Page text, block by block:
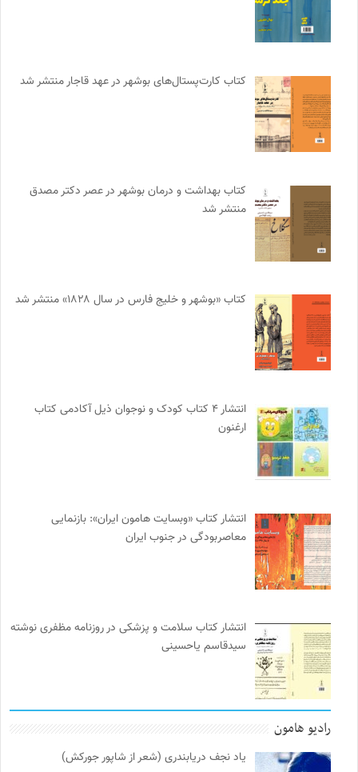
کتاب کارت‌پستال‌های بوشهر در عهد قاجار منتشر شد
کتاب بهداشت و درمان بوشهر در عصر دکتر مصدق
منتشر شد
کتاب «بوشهر و خلیج فارس در سال ۱۸۲۸» منتشر شد
انتشار ۴ کتاب کودک و نوجوان ذیل آکادمی کتاب
ارغنون
انتشار کتاب «وبسایت هامون ایران»: بازنمایی
معاصربودگی در جنوب ایران
انتشار کتاب سلامت و پزشکی در روزنامه مظفری نوشته
سیدقاسم یاحسینی
رادیو هامون
یاد نجف دریابندری (شعر از شاپور جورکش)